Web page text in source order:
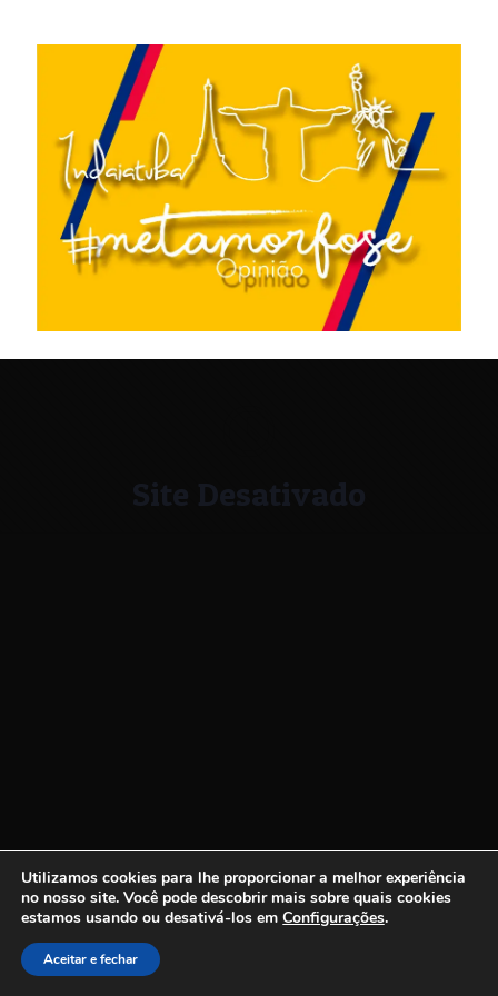
Site Desativado
Utilizamos cookies para lhe proporcionar a melhor experiência
no nosso site. Você pode descobrir mais sobre quais cookies
estamos usando ou desativá-los em Configurações.
Aceitar e fechar